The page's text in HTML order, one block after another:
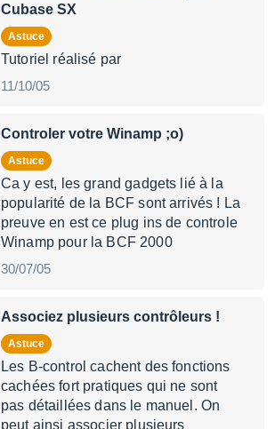
Cubase SX
Astuce
Tutoriel réalisé par
11/10/05
Controler votre Winamp ;o)
Astuce
Ca y est, les grand gadgets lié à la
popularité de la BCF sont arrivés ! La
preuve en est ce plug ins de controle
Winamp pour la BCF 2000
30/07/05
Associez plusieurs contrôleurs !
Astuce
Les B-control cachent des fonctions
cachées fort pratiques qui ne sont
pas détaillées dans le manuel. On
peut ainsi associer plusieurs